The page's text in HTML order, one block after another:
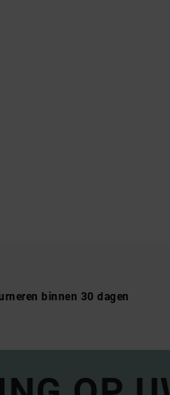
binnen 30 dagen